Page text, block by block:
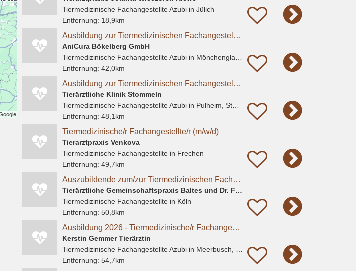
Tiermedizinische Fachangestellte Azubiin Jülich
Entfernung: 18,9km
Ausbildung zur Tiermedizinischen Fachangestellten (m/w/d) 2026 - Mönchengladbach / Bökelberg
AniCura Bökelberg GmbH
Tiermedizinische Fachangestellte Azubiin Mönchengladbach
Entfernung: 42,0km
Ausbildung zur Tiermedizinischen Fachangestellten (m/w/d) ab August 2026
Tierärztliche Klinik Stommeln
Tiermedizinische Fachangestellte Azubiin Pulheim, Stommeln
Entfernung: 48,1km
Tiermedizinische/r Fachangestellte/r (m/w/d)
Tierarztpraxis Venkova
Tiermedizinische Fachangestelltein Frechen
Entfernung: 49,7km
Auszubildende zum/zur Tiermedizinischen Fachangestellten in Köln-Widdersdorf gesucht
Tierärztliche Gemeinschaftspraxis Baltes und Dr. Feith
Tiermedizinische Fachangestelltein Köln
Entfernung: 50,8km
Ausbildung 2026 - Tiermedizinische/r Fachangestellte/r (w/m/d).
Kerstin Gemmer Tierärztin
Tiermedizinische Fachangestellte Azubiin Meerbusch, Büderich
Entfernung: 54,7km